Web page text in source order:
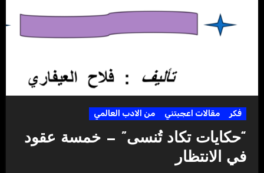
فكر مقالات اعجبتني من الادب العالمي
“حكايات تكاد تُنسى” — خمسة عقود
في الانتظار